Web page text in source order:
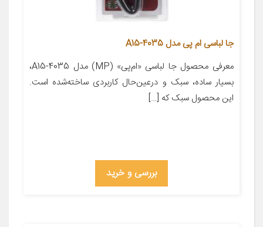
جا لباسی ام پی مدل A15-4035
معرفی محصول جا لباسی «ام‌پی» (MP) مدل A15-4035،
بسیار ساده، سبک و درعین‌حال کاربردی ساخته‌شده است.
این محصول سبک که […]
بررسی و خرید